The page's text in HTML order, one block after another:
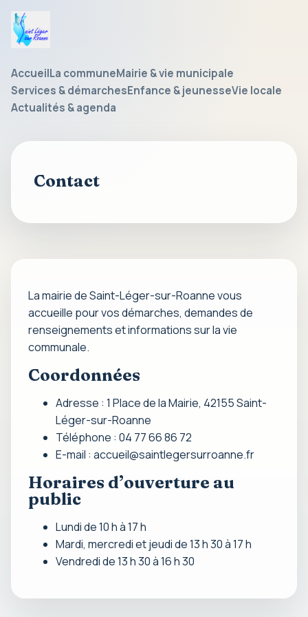
Saint-
sur-
Roanne
AccueilLa communeMairie & vie municipale
Services & démarchesEnfance & jeunesseVie locale
Actualités & agenda
Contact
La mairie de Saint-Léger-sur-Roanne vous
accueille pour vos démarches, demandes de
renseignements et informations sur la vie
communale.
Coordonnées
Adresse : 1 Place de la Mairie, 42155 Saint-
Léger-sur-Roanne
Téléphone : 04 77 66 86 72
E-mail : accueil@saintlegersurroanne.fr
Horaires d’ouverture au
public
Lundi de 10 h à 17 h
Mardi, mercredi et jeudi de 13 h 30 à 17 h
Vendredi de 13 h 30 à 16 h 30